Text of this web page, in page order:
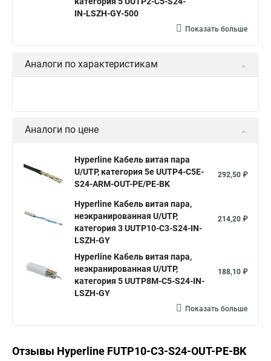
Кабель для интернета от роутера к компьютеру
Hyperline outdoor
IN-LSZH-GY-500
Показать больше
Аналоги по характеристикам
Аналоги по цене
Hyperline Кабель витая пара
U/UTP, категория 5e UUTP4-C5E-
S24-ARM-OUT-PE/PE-BK
292,50 ₽
Hyperline Кабель витая пара,
неэкранированная U/UTP,
категория 3 UUTP10-C3-S24-IN-
LSZH-GY
214,20 ₽
Hyperline Кабель витая пара,
неэкранированная U/UTP,
категория 5 UUTP8M-C5-S24-IN-
LSZH-GY
188,10 ₽
Показать больше
Отзывы Hyperline FUTP10-C3-S24-OUT-PE-BK